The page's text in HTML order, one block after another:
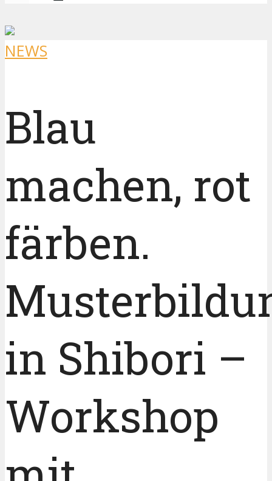
NEWS
Blau
machen, rot
färben.
in Shibori –
Workshop